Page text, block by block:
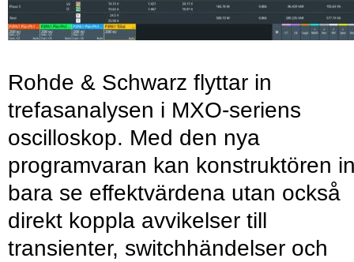
Rohde & Schwarz flyttar in
trefasanalysen i MXO-seriens
oscilloskop. Med den nya
programvaran kan konstruktören
bara se effektvärdena utan också
direkt koppla avvikelser till
transienter, switchhändelser och